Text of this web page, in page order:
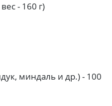
- 160 г)
миндаль и др.) - 100